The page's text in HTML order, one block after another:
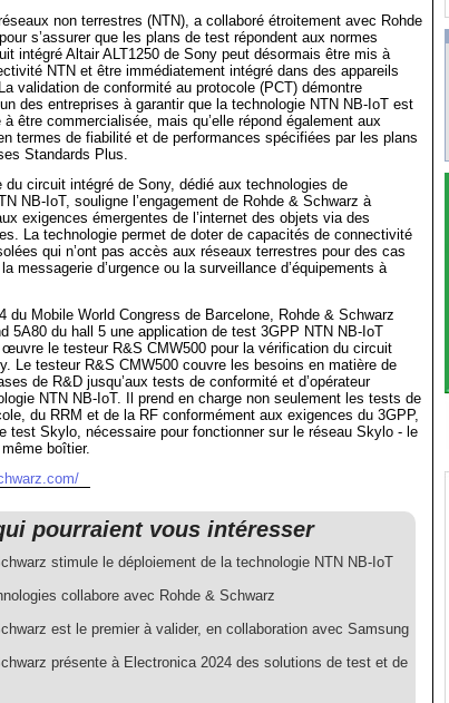
non terrestres (NTN), a collaboré étroitement avec Rohde
s’assurer que les plans de test répondent aux normes
intégré Altair ALT1250 de Sony peut désormais être mis à
NTN et être immédiatement intégré dans des appareils
validation de conformité au protocole (PCT) démontre
des entreprises à garantir que la technologie NTN NB-IoT est
être commercialisée, mais qu’elle répond également aux
termes de fiabilité et de performances spécifiées par les plans
Standards Plus.
du circuit intégré de Sony, dédié aux technologies de
NB-IoT, souligne l’engagement de Rohde & Schwarz à
exigences émergentes de l’internet des objets via des
La technologie permet de doter de capacités de connectivité
qui n’ont pas accès aux réseaux terrestres pour des cas
messagerie d’urgence ou la surveillance d’équipements à
du Mobile World Congress de Barcelone, Rohde & Schwarz
5A80 du hall 5 une application de test 3GPP NTN NB-IoT
le testeur R&S CMW500 pour la vérification du circuit
Le testeur R&S CMW500 couvre les besoins en matière de
de R&D jusqu’aux tests de conformité et d’opérateur
NTN NB-IoT. Il prend en charge non seulement les tests de
du RRM et de la RF conformément aux exigences du 3GPP,
test Skylo, nécessaire pour fonctionner sur le réseau Skylo - le
boîtier.
pourraient vous intéresser
stimule le déploiement de la technologie NTN NB-IoT
collabore avec Rohde & Schwarz
est le premier à valider, en collaboration avec Samsung
présente à Electronica 2024 des solutions de test et de